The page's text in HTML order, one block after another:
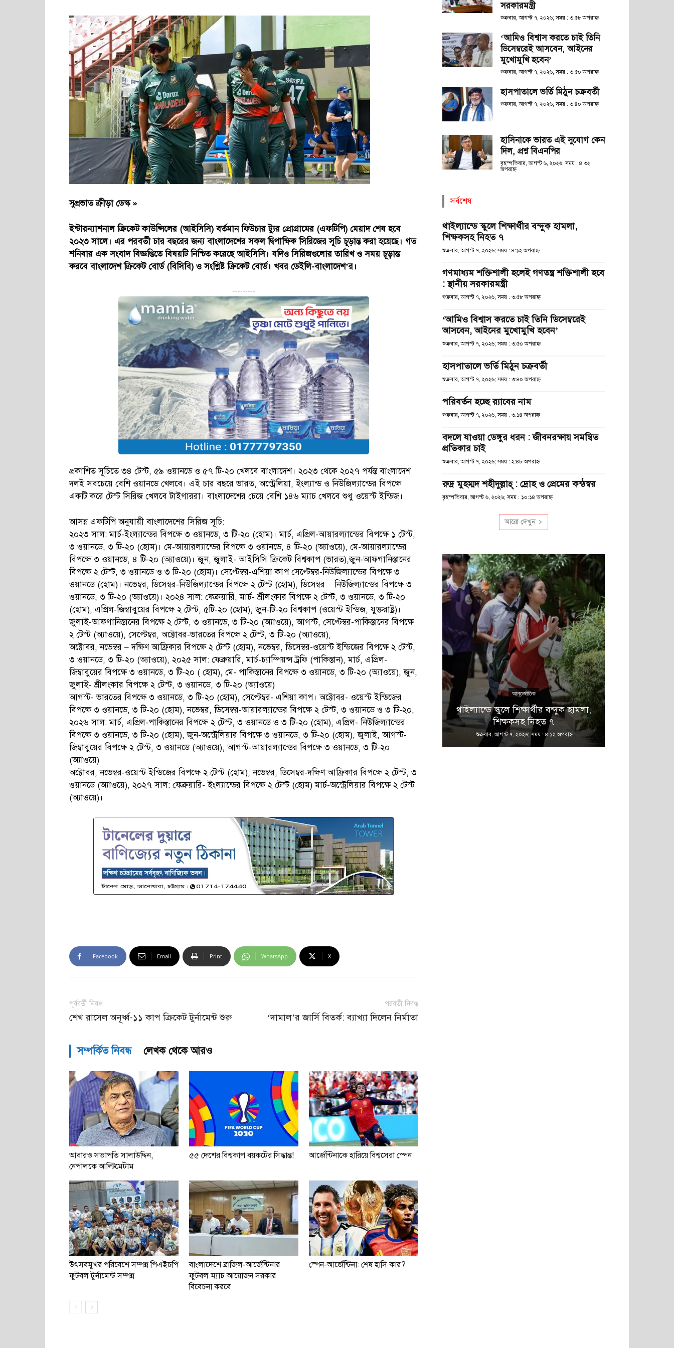
সুপ্রভাত ক্রীড়া ডেস্ক »
ইন্টারন্যাশনাল ক্রিকেট কাউন্সিলের (আইসিসি) বর্তমান ফিউচার ট্যুর প্রোগ্রামের (এফটিপি) মেয়াদ শেষ হবে
২০২৩ সালে। এর পরবর্তী চার বছরের জন্য বাংলাদেশের সকল দ্বিপাক্ষিক সিরিজের সূচি চূড়ান্ত করা হয়েছে। গত
শনিবার এক সংবাদ বিজ্ঞপ্তিতে বিষয়টি নিশ্চিত করেছে আইসিসি। যদিও সিরিজগুলোর তারিখ ও সময় চূড়ান্ত
করবে বাংলাদেশ ক্রিকেট বোর্ড (বিসিবি) ও সংশ্লিষ্ট ক্রিকেট বোর্ড। খবর ডেইলি-বাংলাদেশ’র।
---------
প্রকাশিত সূচিতে ৩৪ টেস্ট, ৫৯ ওয়ানডে ও ৫৭ টি-২০ খেলবে বাংলাদেশ। ২০২৩ থেকে ২০২৭ পর্যন্ত বাংলাদেশ
দলই সবচেয়ে বেশি ওয়ানডে খেলবে। এই চার বছরে ভারত, অস্ট্রেলিয়া, ইংল্যান্ড ও নিউজিল্যান্ডের বিপক্ষে
একটি করে টেস্ট সিরিজ খেলবে টাইগাররা। বাংলাদেশের চেয়ে বেশি ১৪৬ ম্যাচ খেলবে শুধু ওয়েস্ট ইন্ডিজ।
আসন্ন এফটিপি অনুযায়ী বাংলাদেশের সিরিজ সূচি:
২০২৩ সাল: মার্চ-ইংল্যান্ডের বিপক্ষে ৩ ওয়ানডে, ৩ টি-২০ (হোম)। মার্চ, এপ্রিল-আয়ারল্যান্ডের বিপক্ষে ১ টেস্ট,
৩ ওয়ানডে, ৩ টি-২০ (হোম)। মে-আয়ারল্যান্ডের বিপক্ষে ৩ ওয়ানডে, ৪ টি-২০ (অ্যাওয়ে), মে-আয়ারল্যান্ডের
বিপক্ষে ৩ ওয়ানডে, ৪ টি-২০ (অ্যাওয়ে)। জুন, জুলাই- আইসিসি ক্রিকেট বিশ্বকাপ (ভারত),জুন-আফগানিস্তানের
বিপক্ষে ২ টেস্ট, ৩ ওয়ানডে ও ৩ টি-২০ (হোম)। সেপ্টেম্বর-এশিয়া কাপ সেপ্টেম্বর-নিউজিল্যান্ডের বিপক্ষে ৩
ওয়ানডে (হোম)। নভেম্বর, ডিসেম্বর-নিউজিল্যান্ডের বিপক্ষে ২ টেস্ট (হোম), ডিসেম্বর – নিউজিল্যান্ডের বিপক্ষে ৩
ওয়ানডে, ৩ টি-২০ (অ্যাওয়ে)। ২০২৪ সাল: ফেব্রুয়ারি, মার্চ- শ্রীলংকার বিপক্ষে ২ টেস্ট, ৩ ওয়ানডে, ৩ টি-২০
(হোম), এপ্রিল-জিম্বাবুয়ের বিপক্ষে ২ টেস্ট, ৫টি-২০ (হোম), জুন-টি-২০ বিশ্বকাপ (ওয়েস্ট ইন্ডিজ, যুক্তরাষ্ট্র)।
জুলাই-আফগানিস্তানের বিপক্ষে ২ টেস্ট, ৩ ওয়ানডে, ৩ টি-২০ (অ্যাওয়ে), আগস্ট, সেপ্টেম্বর-পাকিস্তানের বিপক্ষে
২ টেস্ট (অ্যাওয়ে), সেপ্টেম্বর, অক্টোবর-ভারতের বিপক্ষে ২ টেস্ট, ৩ টি-২০ (অ্যাওয়ে),
অক্টোবর, নভেম্বর – দক্ষিণ আফ্রিকার বিপক্ষে ২ টেস্ট (হোম), নভেম্বর, ডিসেম্বর-ওয়েস্ট ইন্ডিজের বিপক্ষে ২ টেস্ট,
৩ ওয়ানডে, ৩ টি-২০ (অ্যাওয়ে), ২০২৫ সাল: ফেব্রুয়ারি, মার্চ-চ্যাম্পিয়ন্স ট্রফি (পাকিস্তান), মার্চ, এপ্রিল-
জিম্বাবুয়ের বিপক্ষে ৩ ওয়ানডে, ৩ টি-২০ ( হোম), মে- পাকিস্তানের বিপক্ষে ৩ ওয়ানডে, ৩ টি-২০ (অ্যাওয়ে), জুন,
জুলাই- শ্রীলংকার বিপক্ষে ২ টেস্ট, ৩ ওয়ানডে, ৩ টি-২০ (অ্যাওয়ে)
আগস্ট- ভারতের বিপক্ষে ৩ ওয়ানডে, ৩ টি-২০ (হোম), সেপ্টেম্বর- এশিয়া কাপ। অক্টোবর- ওয়েস্ট ইন্ডিজের
বিপক্ষে ৩ ওয়ানডে, ৩ টি-২০ (হোম), নভেম্বর, ডিসেম্বর-আয়ারল্যান্ডের বিপক্ষে ২ টেস্ট, ৩ ওয়ানডে ও ৩ টি-২০,
২০২৬ সাল: মার্চ, এপ্রিল-পাকিস্তানের বিপক্ষে ২ টেস্ট, ৩ ওয়ানডে ও ৩ টি-২০ (হোম), এপ্রিল- নিউজিল্যান্ডের
বিপক্ষে ৩ ওয়ানডে, ৩ টি-২০ (হোম), জুন-অস্ট্রেলিয়ার বিপক্ষে ৩ ওয়ানডে, ৩ টি-২০ (হোম), জুলাই, আগস্ট-
জিম্বাবুয়ের বিপক্ষে ২ টেস্ট, ৩ ওয়ানডে (অ্যাওয়ে), আগস্ট-আয়ারল্যান্ডের বিপক্ষে ৩ ওয়ানডে, ৩ টি-২০
(অ্যাওয়ে)
অক্টোবর, নভেম্বর-ওয়েস্ট ইন্ডিজের বিপক্ষে ২ টেস্ট (হোম), নভেম্বর, ডিসেম্বর-দক্ষিণ আফ্রিকার বিপক্ষে ২ টেস্ট, ৩
ওয়ানডে (অ্যাওয়ে), ২০২৭ সাল: ফেব্রুয়ারি- ইংল্যান্ডের বিপক্ষে ২ টেস্ট (হোম) মার্চ-অস্ট্রেলিয়ার বিপক্ষে ২ টেস্ট
(অ্যাওয়ে)।
Facebook Email Print WhatsApp X
পূর্ববর্তী নিবন্ধ
শেখ রাসেল অনূর্ধ্ব-১১ কাপ ক্রিকেট টুর্নামেন্ট শুরু
পরবর্তী নিবন্ধ
‘দামাল’র জার্সি বিতর্ক: ব্যাখ্যা দিলেন নির্মাতা
সম্পর্কিত নিবন্ধ লেখক থেকে আরও
আবারও সভাপতি সালাউদ্দিন,
নেপালকে আল্টিমেটাম
৫৫ দেশের বিশ্বকাপ বয়কটের সিদ্ধান্ত! আর্জেন্টিনাকে হারিয়ে বিশ্বসেরা স্পেন
উৎসবমুখর পরিবেশে সম্পন্ন পিএইচপি
ফুটবল টুর্নামেন্ট সম্পন্ন
বাংলাদেশে ব্রাজিল-আর্জেন্টিনার
ফুটবল ম্যাচ আয়োজন সরকার
বিবেচনা করবে
স্পেন-আর্জেন্টিনা: শেষ হাসি কার?
সরকারমন্ত্রী
শুক্রবার, আগস্ট ৭, ২০২৬; সময় : ৩:৫৮ অপরাহ্ণ
‘আমিও বিশ্বাস করতে চাই তিনি
ডিসেম্বরেই আসবেন, আইনের
মুখোমুখি হবেন’
শুক্রবার, আগস্ট ৭, ২০২৬; সময় : ৩:৫০ অপরাহ্ণ
হাসপাতালে ভর্তি মিঠুন চক্রবর্তী
শুক্রবার, আগস্ট ৭, ২০২৬; সময় : ৩:৪০ অপরাহ্ণ
হাসিনাকে ভারত এই সুযোগ কেন
দিল, প্রশ্ন বিএনপির
বৃহস্পতিবার, আগস্ট ৬, ২০২৬; সময় : ৪:৩২
অপরাহ্ণ
সর্বশেষ
থাইল্যান্ডে স্কুলে শিক্ষার্থীর বন্দুক হামলা,
শিক্ষকসহ নিহত ৭
শুক্রবার, আগস্ট ৭, ২০২৬; সময় : ৪:১২ অপরাহ্ণ
গণমাধ্যম শক্তিশালী হলেই গণতন্ত্র শক্তিশালী হবে
: স্থানীয় সরকারমন্ত্রী
শুক্রবার, আগস্ট ৭, ২০২৬; সময় : ৩:৫৮ অপরাহ্ণ
‘আমিও বিশ্বাস করতে চাই তিনি ডিসেম্বরেই
আসবেন, আইনের মুখোমুখি হবেন’
শুক্রবার, আগস্ট ৭, ২০২৬; সময় : ৩:৫০ অপরাহ্ণ
হাসপাতালে ভর্তি মিঠুন চক্রবর্তী
শুক্রবার, আগস্ট ৭, ২০২৬; সময় : ৩:৪০ অপরাহ্ণ
পরিবর্তন হচ্ছে র‌্যাবের নাম
শুক্রবার, আগস্ট ৭, ২০২৬; সময় : ৩:১৪ অপরাহ্ণ
বদলে যাওয়া ডেঙ্গুর ধরন : জীবনরক্ষায় সমন্বিত
প্রতিকার চাই
শুক্রবার, আগস্ট ৭, ২০২৬; সময় : ২:৪৮ অপরাহ্ণ
রুদ্র মুহম্মদ শহীদুল্লাহ্ : দ্রোহ ও প্রেমের কন্ঠস্বর
বৃহস্পতিবার, আগস্ট ৬, ২০২৬; সময় : ১০:১৪ অপরাহ্ণ
আরো দেখুন
আন্তর্জাতিক
থাইল্যান্ডে স্কুলে শিক্ষার্থীর বন্দুক হামলা,
শিক্ষকসহ নিহত ৭
শুক্রবার, আগস্ট ৭, ২০২৬; সময় : ৪:১২ অপরাহ্ণ